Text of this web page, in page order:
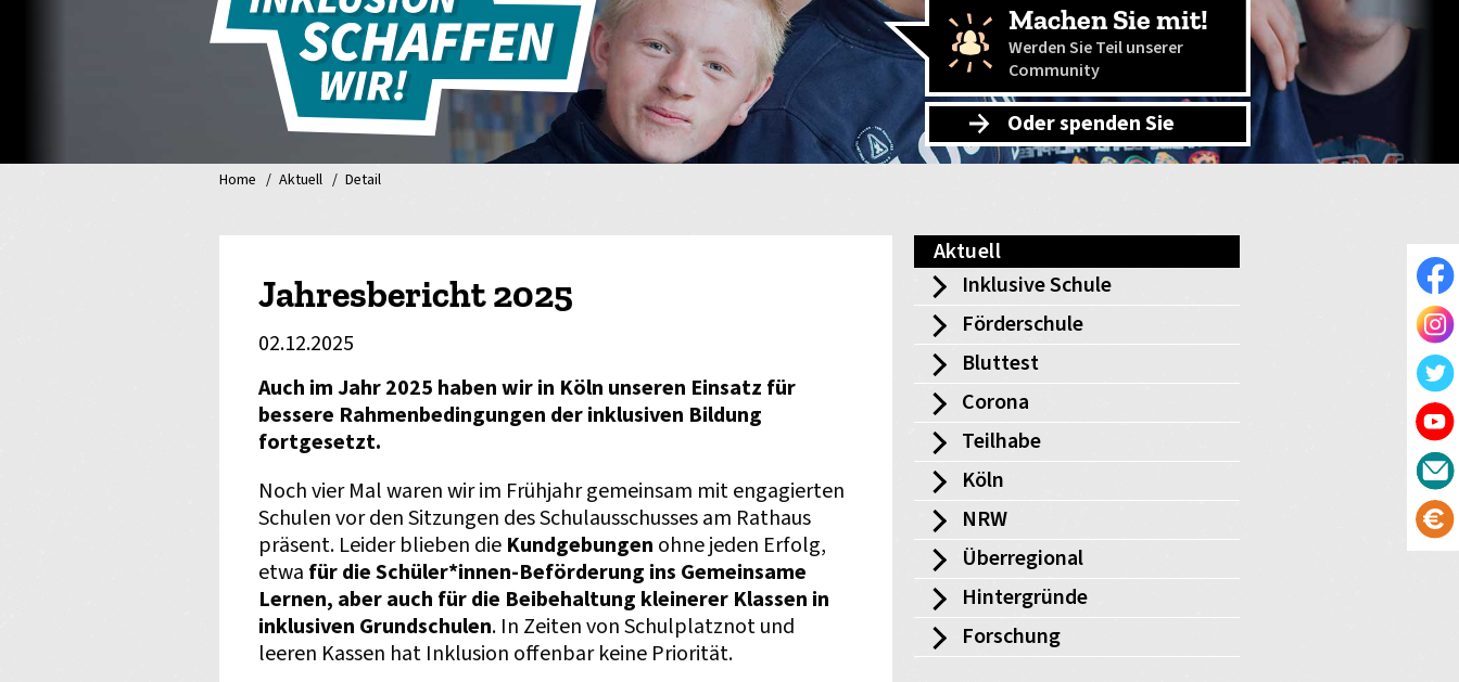
Machen Sie mit!
Werden Sie Teil unserer
Community
Oder spenden Sie
Home Aktuell Detail
Jahresbericht 2025
02.12.2025
Auch im Jahr 2025 haben wir in Köln unseren Einsatz für
bessere Rahmenbedingungen der inklusiven Bildung
fortgesetzt.
Noch vier Mal waren wir im Frühjahr gemeinsam mit engagierten
Schulen vor den Sitzungen des Schulausschusses am Rathaus
präsent. Leider blieben die Kundgebungen ohne jeden Erfolg,
etwa für die Schüler*innen-Beförderung ins Gemeinsame
Lernen, aber auch für die Beibehaltung kleinerer Klassen in
inklusiven Grundschulen. In Zeiten von Schulplatznot und
leeren Kassen hat Inklusion offenbar keine Priorität.
Aktuell
Inklusive Schule
Förderschule
Bluttest
Corona
Teilhabe
Köln
NRW
Überregional
Hintergründe
Forschung